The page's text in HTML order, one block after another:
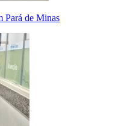
Pará de Minas